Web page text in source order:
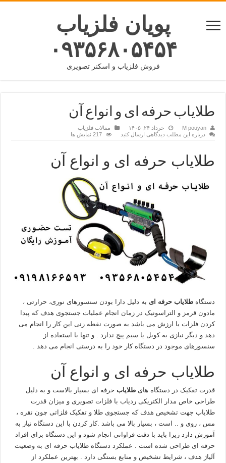
پویان فلزیاب
۰۹۳۵۶۸۰۵۴۵۴
فروش فلزیاب و اسکنر تصویری
طلایاب حرفه ای و انواع آن
M pouyan خرداد ۲۴, ۱۴۰۵
مقالات فلزیاب
درباره این مطلب دیدگاهی ارسال کنید
217 نمایش ها
طلایاب حرفه ای و انواع آن
دستگاهطلایاب حرفه ای به دلیل دارا بودن سنسورهای نوری، حرارتی ،
مادون قرمز و التراسونیک در زمان انجام عملیات جستجوی هدف که پیدا
کردن فلزات با ارزش می باشد به صورت نقطه زنی این کار را انجام می
دهد و دیگر نیازی به کویل یا سیم پیچ ندارد . و تنها با استفاده از
سنسورهای موجود در دستگاه کار خود را به درستی انجام می دهد .
طلایاب حرفه ای و انواع آن
قدرت تفکیک در دستگاه هایطلایاب حرفه ای بسیار بالاست و به دلیل
طراحی خاص مدار الکتریکی ردیاب با فلزات تصویری و میزان قدرت
طلایاب جهت تشخیص هدف که جستجوی طلا و تفکیک فلزاتی چون نقره ،
مس ، روی و .. است ، بسیار بالا می باشد .کار کردن با این دستگاه نیاز به
آموزش دارد زیرا باید با دقت فراوانی انجام شود و این دستگاه برای افراد
حرفه ای طراحی شده است . عملکرد دستگاه طلایاب حرفه ای به وضعیت
آلیاژ هدف ، شرایط تشخیص و منابع بستگی دارد . بهترین عملکرد از